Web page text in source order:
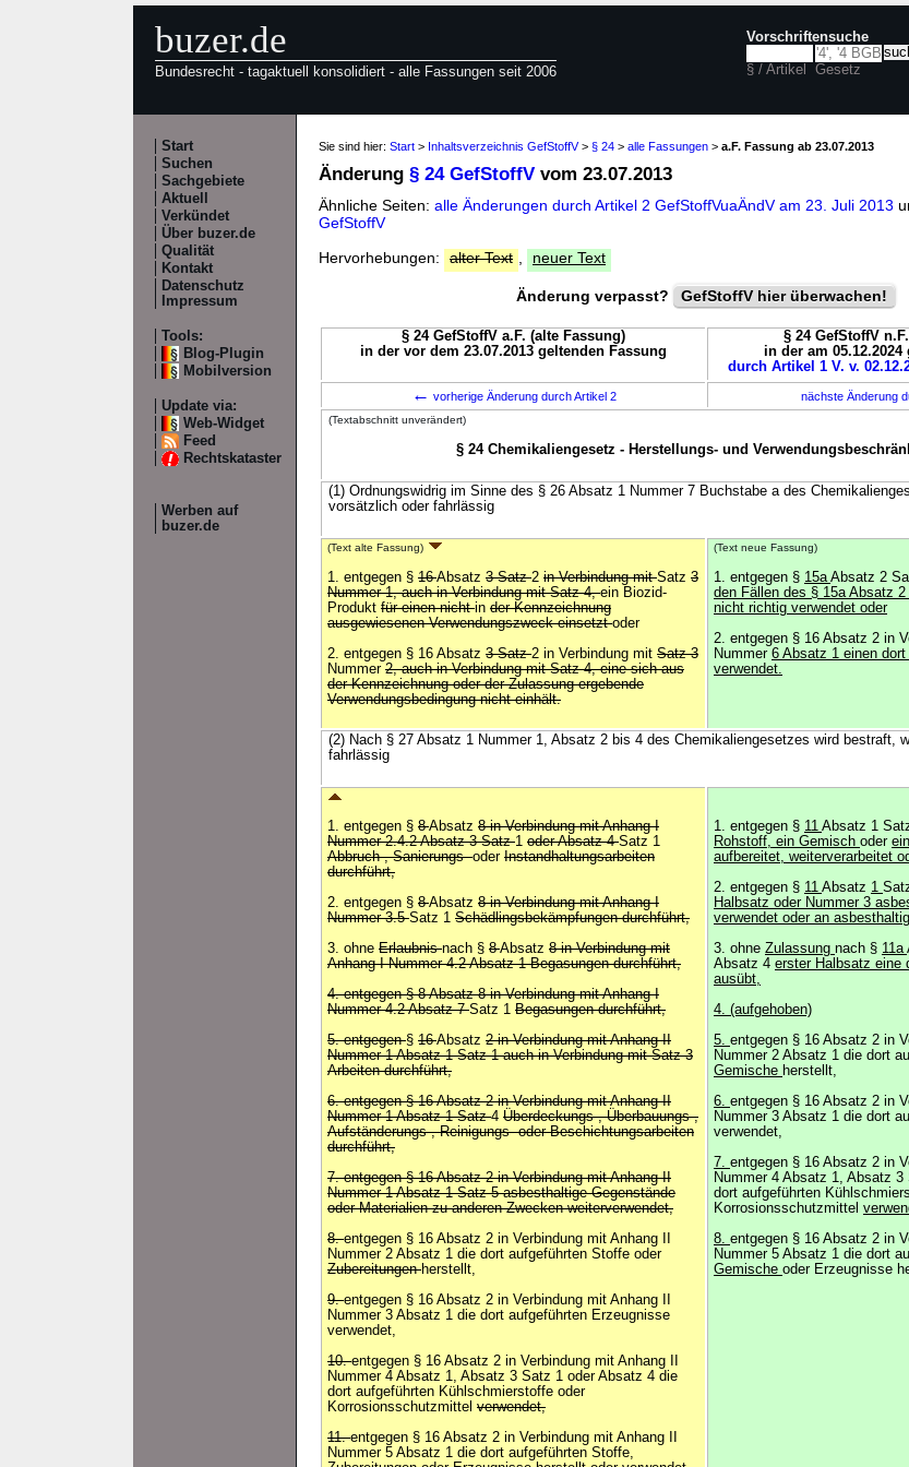
buzer.de
Bundesrecht - tagaktuell konsolidiert - alle Fassungen seit 2006
Vorschriftensuche
§ / Artikel Gesetz
Start
Suchen
Sachgebiete
Aktuell
Verkündet
Über buzer.de
Qualität
Kontakt
Datenschutz
Impressum
Tools:
Blog-Plugin
Mobilversion
Update via:
Web-Widget
Feed
Rechtskataster
Werben auf
buzer.de
Sie sind hier: Start > Inhaltsverzeichnis GefStoffV> § 24 > alle Fassungen > a.F. Fassung ab 23.07.2013
Änderung § 24 GefStoffV vom 23.07.2013
Ähnliche Seiten: alle Änderungen durch Artikel 2 GefStoffVuaÄndV am 23. Juli 2013
GefStoffV
Hervorhebungen:
alter Text neuer Text
Änderung verpasst? GefStoffV hier überwachen!
§ 24 GefStoffV a.F. (alte Fassung)
in der vor dem 23.07.2013 geltenden Fassung
§ 24 GefStoffV
in der am
durch Artikel 1 V. v.
← vorherige Änderung durch Artikel 2 nächste Änderung
(Textabschnitt unverändert)
§ 24 Chemikaliengesetz - Herstellungs- und
(1) Ordnungswidrig im Sinne des § 26 Absatz 1 Nummer 7 Buchstabe a des
vorsätzlich oder fahrlässig
(Text alte Fassung)
1. entgegen § 16Absatz 3 Satz2 in Verbindung mitSatz 3
Nummer 1, auch in Verbindung mit Satz 4,ein Biozid-
Produkt für einen nichtin der Kennzeichnung
ausgewiesenen Verwendungszweck einsetztoder
2. entgegen § 16 Absatz 3 Satz2 in Verbindung mit Satz 3
Nummer 2, auch in Verbindung mit Satz 4, eine sich aus
der Kennzeichnung oder der Zulassung ergebende
Verwendungsbedingung nicht einhält.
(Text neue Fassung)
1. entgegen § 15aAbsatz 2
den Fällen des § 15a Absatz
nicht richtig verwendet oder
2. entgegen § 16 Absatz 2 in
Nummer 6 Absatz 1 einen
verwendet.
(2) Nach § 27 Absatz 1 Nummer 1, Absatz 2 bis 4 des Chemikaliengesetzes wird bestraft,
fahrlässig
1. entgegen § 8Absatz 8 in Verbindung mit Anhang I
Nummer 2.4.2 Absatz 3 Satz1 oder Absatz 4Satz 1
Abbruch-, Sanierungs-oder Instandhaltungsarbeiten
durchführt,
2. entgegen § 8Absatz 8 in Verbindung mit Anhang I
Nummer 3.5Satz 1 Schädlingsbekämpfungen durchführt,
3. ohne Erlaubnisnach § 8Absatz 8 in Verbindung mit
Anhang I Nummer 4.2 Absatz 1 Begasungen durchführt,
4. entgegen § 8 Absatz 8 in Verbindung mit Anhang I
Nummer 4.2 Absatz 7Satz 1 Begasungen durchführt,
5. entgegen§ 16Absatz 2 in Verbindung mit Anhang II
Nummer 1 Absatz 1 Satz 1 auch in Verbindung mit Satz 3
Arbeiten durchführt,
6. entgegen § 16 Absatz 2 in Verbindung mit Anhang II
Nummer 1 Absatz 1 Satz4 Überdeckungs-, Überbauungs-,
Aufständerungs-, Reinigungs- oder Beschichtungsarbeiten
durchführt,
7. entgegen § 16 Absatz 2 in Verbindung mit Anhang II
Nummer 1 Absatz 1 Satz 5 asbesthaltige Gegenstände
oder Materialien zu anderen Zwecken weiterverwendet,
8.entgegen § 16 Absatz 2 in Verbindung mit Anhang II
Nummer 2 Absatz 1 die dort aufgeführten Stoffe oder
Zubereitungenherstellt,
9.entgegen § 16 Absatz 2 in Verbindung mit Anhang II
Nummer 3 Absatz 1 die dort aufgeführten Erzeugnisse
verwendet,
10.entgegen § 16 Absatz 2 in Verbindung mit Anhang II
Nummer 4 Absatz 1, Absatz 3 Satz 1 oder Absatz 4 die
dort aufgeführten Kühlschmierstoffe oder
Korrosionsschutzmittel verwendet,
11.entgegen § 16 Absatz 2 in Verbindung mit Anhang II
Nummer 5 Absatz 1 die dort aufgeführten Stoffe,
1. entgegen § 11 Absatz 1
Rohstoff, ein Gemisch oder
aufbereitet, weiterverarbeitet
2. entgegen § 11 Absatz 1
Halbsatz oder Nummer 3
verwendet oder an
3. ohne Zulassung nach § 11a
Absatz 4 erster Halbsatz eine
ausübt,
4. (aufgehoben)
5. entgegen § 16 Absatz 2 in
Nummer 2 Absatz 1 die dort
Gemische herstellt,
6. entgegen § 16 Absatz 2 in
Nummer 3 Absatz 1 die dort
verwendet,
7. entgegen § 16 Absatz 2 in
Nummer 4 Absatz 1, Absatz
dort aufgeführten
Korrosionsschutzmittel
8. entgegen § 16 Absatz 2 in
Nummer 5 Absatz 1 die dort
Gemische oder Erzeugnisse